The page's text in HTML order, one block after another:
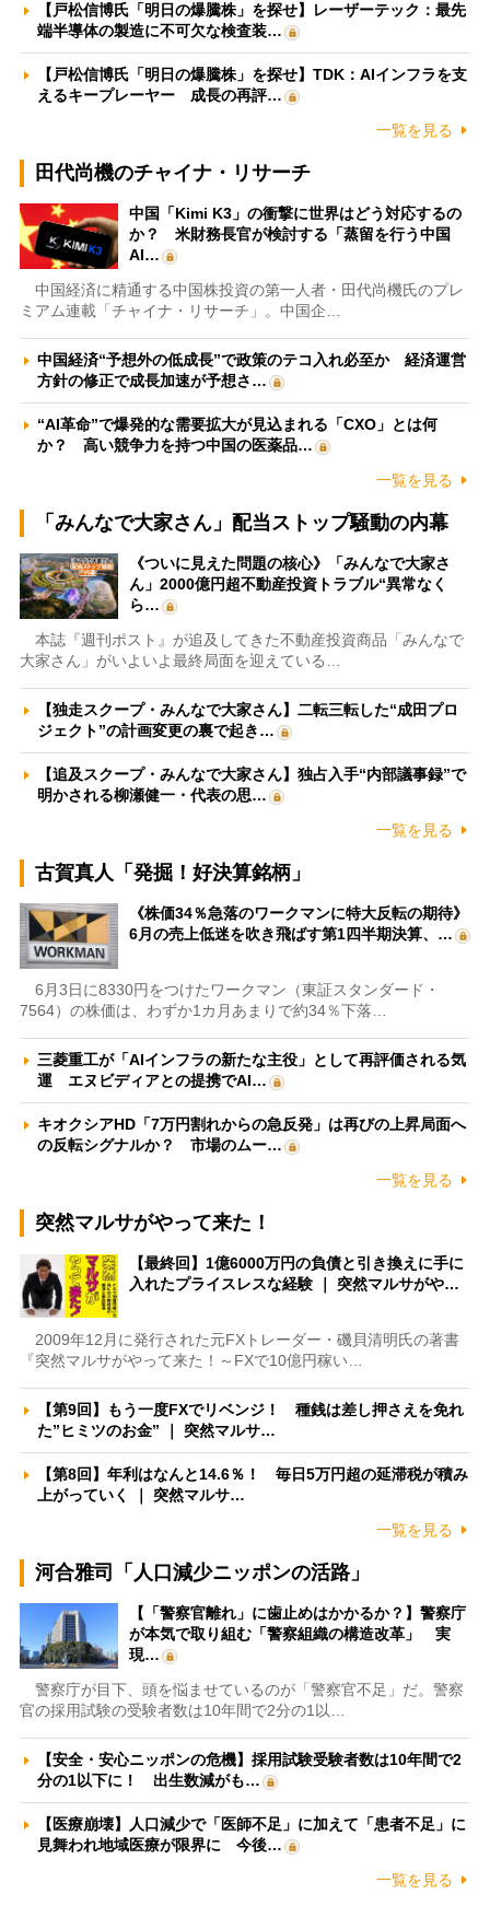
【戸松信博氏「明日の爆騰株」を探せ】レーザーテック：最先
端半導体の製造に不可欠な検査装…
【戸松信博氏「明日の爆騰株」を探せ】TDK：AIインフラを支
えるキープレーヤー 成長の再評…
一覧を見る
田代尚機のチャイナ・リサーチ
中国「Kimi K3」の衝撃に世界はどう対応するの
か？ 米財務長官が検討する「蒸留を行う中国
AI…
中国経済に精通する中国株投資の第一人者・田代尚機氏のプレ
ミアム連載「チャイナ・リサーチ」。中国企…
中国経済“予想外の低成長”で政策のテコ入れ必至か 経済運営
方針の修正で成長加速が予想さ…
“AI革命”で爆発的な需要拡大が見込まれる「CXO」とは何
か？ 高い競争力を持つ中国の医薬品…
一覧を見る
「みんなで大家さん」配当ストップ騒動の内幕
《ついに見えた問題の核心》「みんなで大家さ
ん」2000億円超不動産投資トラブル“異常なく
ら…
本誌『週刊ポスト』が追及してきた不動産投資商品「みんなで
大家さん」がいよいよ最終局面を迎えている…
【独走スクープ・みんなで大家さん】二転三転した“成田プロ
ジェクト”の計画変更の裏で起き…
【追及スクープ・みんなで大家さん】独占入手“内部議事録”で
明かされる柳瀬健一・代表の思…
一覧を見る
古賀真人「発掘！好決算銘柄」
《株価34％急落のワークマンに特大反転の期待》
6月の売上低迷を吹き飛ばす第1四半期決算、…
6月3日に8330円をつけたワークマン（東証スタンダード・
7564）の株価は、わずか1カ月あまりで約34％下落…
三菱重工が「AIインフラの新たな主役」として再評価される気
運 エヌビディアとの提携でAI…
キオクシアHD「7万円割れからの急反発」は再びの上昇局面へ
の反転シグナルか？ 市場のムー…
一覧を見る
突然マルサがやって来た！
【最終回】1億6000万円の負債と引き換えに手に
入れたプライスレスな経験 ｜ 突然マルサがや…
2009年12月に発行された元FXトレーダー・磯貝清明氏の著書
『突然マルサがやって来た！～FXで10億円稼い…
【第9回】もう一度FXでリベンジ！ 種銭は差し押さえを免れ
た”ヒミツのお金” ｜ 突然マルサ…
【第8回】年利はなんと14.6％！ 毎日5万円超の延滞税が積み
上がっていく ｜ 突然マルサ…
一覧を見る
河合雅司「人口減少ニッポンの活路」
【「警察官離れ」に歯止めはかかるか？】警察庁
が本気で取り組む「警察組織の構造改革」 実
現…
警察庁が目下、頭を悩ませているのが「警察官不足」だ。警察
官の採用試験の受験者数は10年間で2分の1以…
【安全・安心ニッポンの危機】採用試験受験者数は10年間で2
分の1以下に！ 出生数減がも…
【医療崩壊】人口減少で「医師不足」に加えて「患者不足」に
見舞われ地域医療が限界に 今後…
一覧を見る